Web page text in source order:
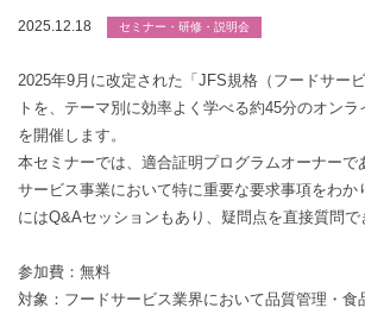
2025.12.18 セミナー・研修・説明会
2025年9月に改定された「JFS規格（フードサー
トを、テーマ別に効率よく学べる約45分のオン
を開催します。
本セミナーでは、適合証明プログラムオーナーで
サービス事業において特に重要な要求事項をわか
にはQ&Aセッションもあり、疑問点を直接質問で
参加費：無料
対象：フードサービス業界において品質管理・食